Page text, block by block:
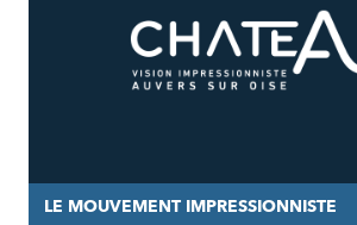
LE MOUVEMENT IMPRESSIONNISTE